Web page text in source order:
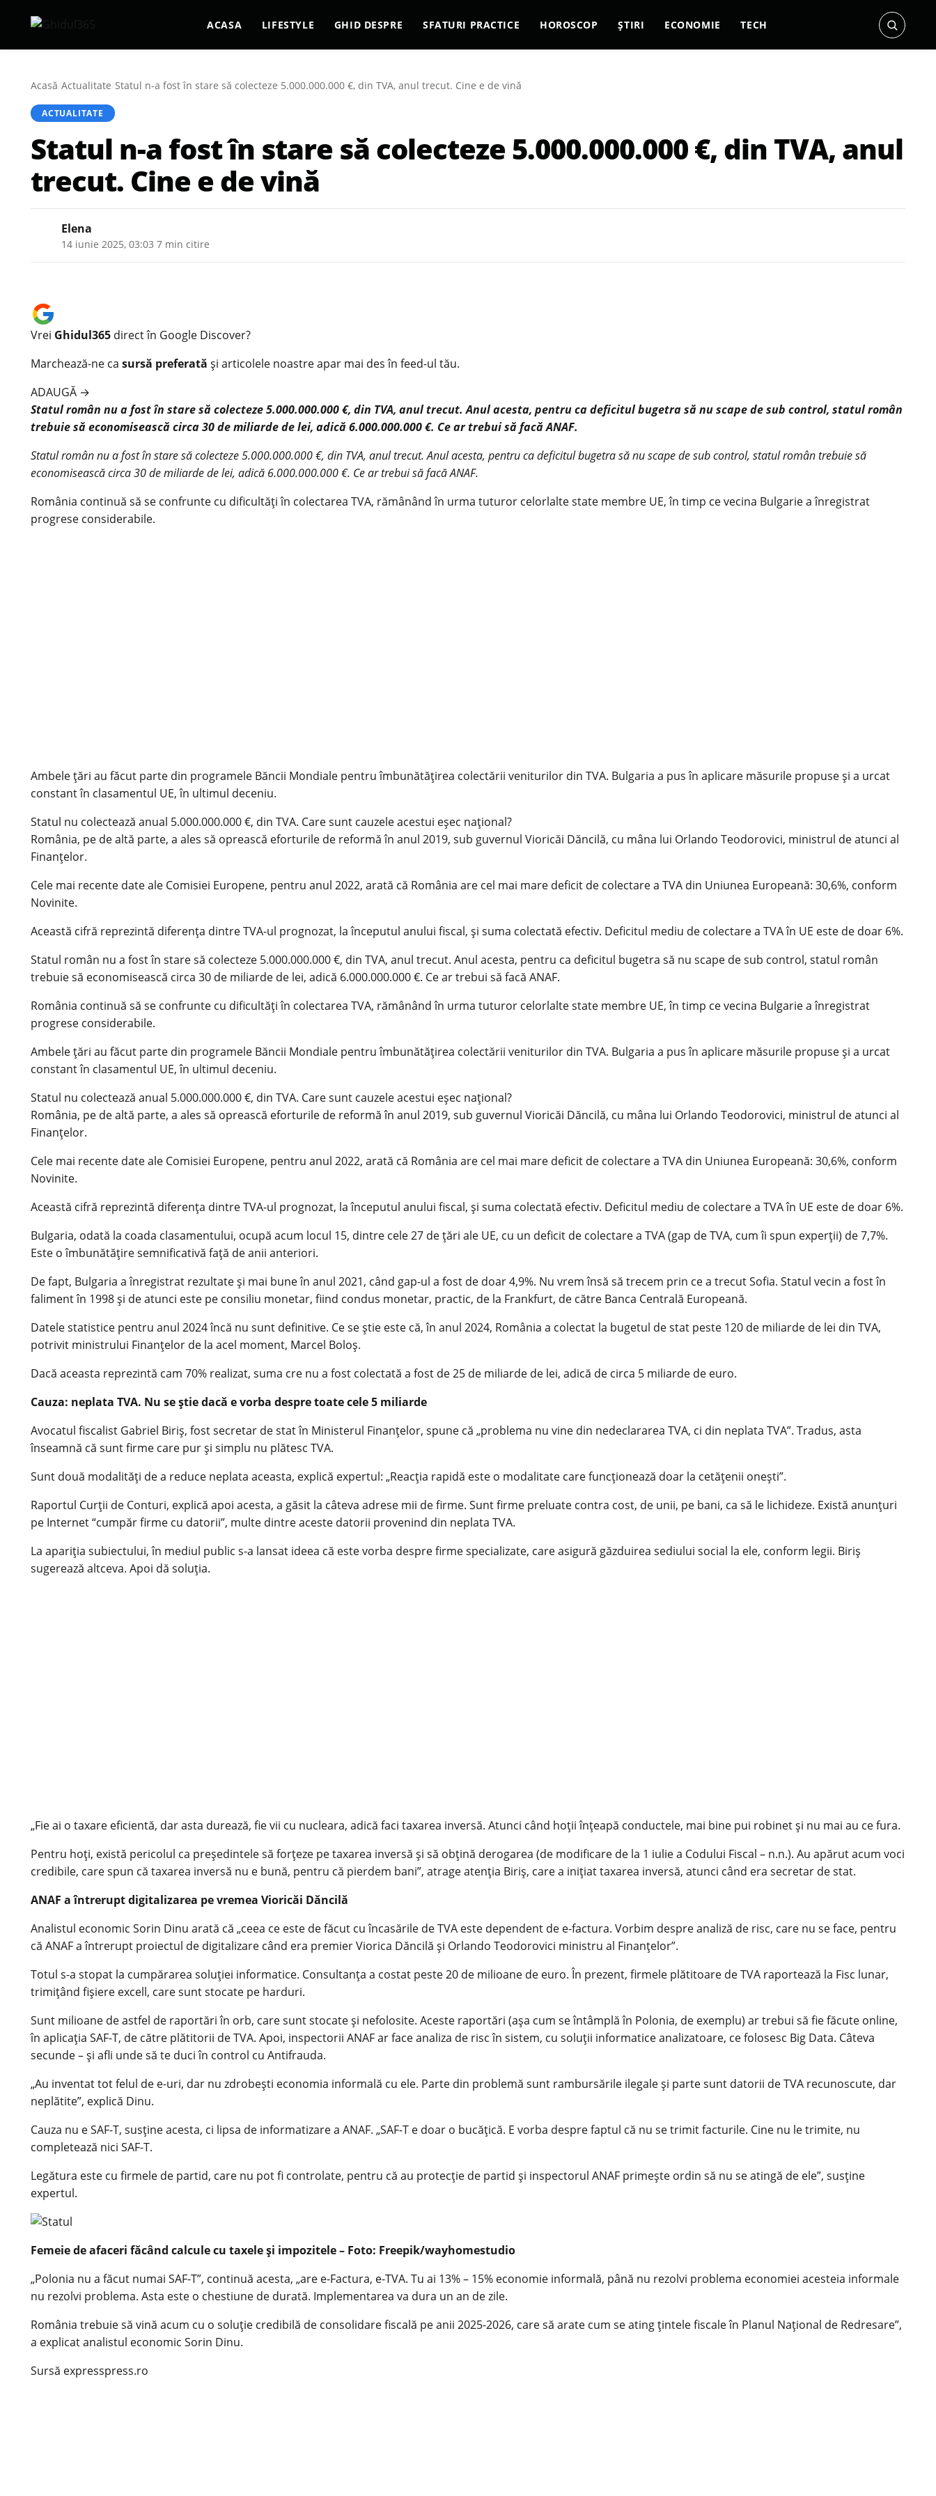
ACASA LIFESTYLE GHID DESPRE SFATURI PRACTICE HOROSCOP ȘTIRI ECONOMIE TECH
Acasă/Actualitate/Statul n-a fost în stare să colecteze 5.000.000.000 €, din TVA, anul trecut. Cine e de vină
ACTUALITATE
Statul n-a fost în stare să colecteze 5.000.000.000 €, din TVA, anul
trecut. Cine e de vină
Elena
14 iunie 2025, 03:03 7 min citire
Vrei Ghidul365 direct în Google Discover?
Marchează-ne ca sursă preferată și articolele noastre apar mai des în feed-ul tău.
ADAUGĂ →
Statul român nu a fost în stare să colecteze 5.000.000.000 €, din TVA, anul trecut. Anul acesta, pentru ca deficitul bugetra să nu scape de sub control, statul român
trebuie să economisească circa 30 de miliarde de lei, adică 6.000.000.000 €. Ce ar trebui să facă ANAF.
Statul român nu a fost în stare să colecteze 5.000.000.000 €, din TVA, anul trecut. Anul acesta, pentru ca deficitul bugetra să nu scape de sub control, statul român trebuie să
economisească circa 30 de miliarde de lei, adică 6.000.000.000 €. Ce ar trebui să facă ANAF.
România continuă să se confrunte cu dificultăți în colectarea TVA, rămânând în urma tuturor celorlalte state membre UE, în timp ce vecina Bulgarie a înregistrat
progrese considerabile.
Ambele țări au făcut parte din programele Băncii Mondiale pentru îmbunătățirea colectării veniturilor din TVA. Bulgaria a pus în aplicare măsurile propuse și a urcat
constant în clasamentul UE, în ultimul deceniu.
Statul nu colectează anual 5.000.000.000 €, din TVA. Care sunt cauzele acestui eșec național?
România, pe de altă parte, a ales să oprească eforturile de reformă în anul 2019, sub guvernul Vioricăi Dăncilă, cu mâna lui Orlando Teodorovici, ministrul de atunci al
Finanţelor.
Cele mai recente date ale Comisiei Europene, pentru anul 2022, arată că România are cel mai mare deficit de colectare a TVA din Uniunea Europeană: 30,6%, conform
Novinite.
Această cifră reprezintă diferența dintre TVA-ul prognozat, la începutul anului fiscal, și suma colectată efectiv. Deficitul mediu de colectare a TVA în UE este de doar 6%.
Statul român nu a fost în stare să colecteze 5.000.000.000 €, din TVA, anul trecut. Anul acesta, pentru ca deficitul bugetra să nu scape de sub control, statul român
trebuie să economisească circa 30 de miliarde de lei, adică 6.000.000.000 €. Ce ar trebui să facă ANAF.
România continuă să se confrunte cu dificultăți în colectarea TVA, rămânând în urma tuturor celorlalte state membre UE, în timp ce vecina Bulgarie a înregistrat
progrese considerabile.
Ambele țări au făcut parte din programele Băncii Mondiale pentru îmbunătățirea colectării veniturilor din TVA. Bulgaria a pus în aplicare măsurile propuse și a urcat
constant în clasamentul UE, în ultimul deceniu.
Statul nu colectează anual 5.000.000.000 €, din TVA. Care sunt cauzele acestui eșec național?
România, pe de altă parte, a ales să oprească eforturile de reformă în anul 2019, sub guvernul Vioricăi Dăncilă, cu mâna lui Orlando Teodorovici, ministrul de atunci al
Finanţelor.
Cele mai recente date ale Comisiei Europene, pentru anul 2022, arată că România are cel mai mare deficit de colectare a TVA din Uniunea Europeană: 30,6%, conform
Novinite.
Această cifră reprezintă diferența dintre TVA-ul prognozat, la începutul anului fiscal, și suma colectată efectiv. Deficitul mediu de colectare a TVA în UE este de doar 6%.
Bulgaria, odată la coada clasamentului, ocupă acum locul 15, dintre cele 27 de țări ale UE, cu un deficit de colectare a TVA (gap de TVA, cum îi spun experţii) de 7,7%.
Este o îmbunătățire semnificativă față de anii anteriori.
De fapt, Bulgaria a înregistrat rezultate și mai bune în anul 2021, când gap-ul a fost de doar 4,9%. Nu vrem însă să trecem prin ce a trecut Sofia. Statul vecin a fost în
faliment în 1998 şi de atunci este pe consiliu monetar, fiind condus monetar, practic, de la Frankfurt, de către Banca Centrală Europeană.
Datele statistice pentru anul 2024 încă nu sunt definitive. Ce se ştie este că, în anul 2024, România a colectat la bugetul de stat peste 120 de miliarde de lei din TVA,
potrivit ministrului Finanțelor de la acel moment, Marcel Boloș.
Dacă aceasta reprezintă cam 70% realizat, suma cre nu a fost colectată a fost de 25 de miliarde de lei, adică de circa 5 miliarde de euro.
Cauza: neplata TVA. Nu se ştie dacă e vorba despre toate cele 5 miliarde
Avocatul fiscalist Gabriel Biriş, fost secretar de stat în Ministerul Finanţelor, spune că „problema nu vine din nedeclararea TVA, ci din neplata TVA”. Tradus, asta
înseamnă că sunt firme care pur şi simplu nu plătesc TVA.
Sunt două modalităţi de a reduce neplata aceasta, explică expertul: „Reacţia rapidă este o modalitate care funcţionează doar la cetăţenii oneşti”.
Raportul Curții de Conturi, explică apoi acesta, a găsit la câteva adrese mii de firme. Sunt firme preluate contra cost, de unii, pe bani, ca să le lichideze. Există anunţuri
pe Internet “cumpăr firme cu datorii”, multe dintre aceste datorii provenind din neplata TVA.
La apariţia subiectului, în mediul public s-a lansat ideea că este vorba despre firme specializate, care asigură găzduirea sediului social la ele, conform legii. Biriş
sugerează altceva. Apoi dă soluţia.
„Fie ai o taxare eficientă, dar asta durează, fie vii cu nucleara, adică faci taxarea inversă. Atunci când hoţii înţeapă conductele, mai bine pui robinet şi nu mai au ce fura.
Pentru hoţi, există pericolul ca preşedintele să forţeze pe taxarea inversă şi să obţină derogarea (de modificare de la 1 iulie a Codului Fiscal – n.n.). Au apărut acum voci
credibile, care spun că taxarea inversă nu e bună, pentru că pierdem bani”, atrage atenţia Biriş, care a iniţiat taxarea inversă, atunci când era secretar de stat.
ANAF a întrerupt digitalizarea pe vremea Vioricăi Dăncilă
Analistul economic Sorin Dinu arată că „ceea ce este de făcut cu încasările de TVA este dependent de e-factura. Vorbim despre analiză de risc, care nu se face, pentru
că ANAF a întrerupt proiectul de digitalizare când era premier Viorica Dăncilă şi Orlando Teodorovici ministru al Finanţelor”.
Totul s-a stopat la cumpărarea soluţiei informatice. Consultanţa a costat peste 20 de milioane de euro. În prezent, firmele plătitoare de TVA raportează la Fisc lunar,
trimiţând fişiere excell, care sunt stocate pe harduri.
Sunt milioane de astfel de raportări în orb, care sunt stocate şi nefolosite. Aceste raportări (aşa cum se întâmplă în Polonia, de exemplu) ar trebui să fie făcute online,
în aplicaţia SAF-T, de către plătitorii de TVA. Apoi, inspectorii ANAF ar face analiza de risc în sistem, cu soluţii informatice analizatoare, ce folosesc Big Data. Câteva
secunde – şi afli unde să te duci în control cu Antifrauda.
„Au inventat tot felul de e-uri, dar nu zdrobeşti economia informală cu ele. Parte din problemă sunt rambursările ilegale şi parte sunt datorii de TVA recunoscute, dar
neplătite”, explică Dinu.
Cauza nu e SAF-T, susţine acesta, ci lipsa de informatizare a ANAF. „SAF-T e doar o bucăţică. E vorba despre faptul că nu se trimit facturile. Cine nu le trimite, nu
completează nici SAF-T.
Legătura este cu firmele de partid, care nu pot fi controlate, pentru că au protecţie de partid şi inspectorul ANAF primeşte ordin să nu se atingă de ele”, susţine
expertul.
Femeie de afaceri făcând calcule cu taxele şi impozitele – Foto: Freepik/wayhomestudio
„Polonia nu a făcut numai SAF-T”, continuă acesta, „are e-Factura, e-TVA. Tu ai 13% – 15% economie informală, până nu rezolvi problema economiei acesteia informale
nu rezolvi problema. Asta este o chestiune de durată. Implementarea va dura un an de zile.
România trebuie să vină acum cu o soluţie credibilă de consolidare fiscală pe anii 2025-2026, care să arate cum se ating ţintele fiscale în Planul Naţional de Redresare”,
a explicat analistul economic Sorin Dinu.
Sursă expresspress.ro